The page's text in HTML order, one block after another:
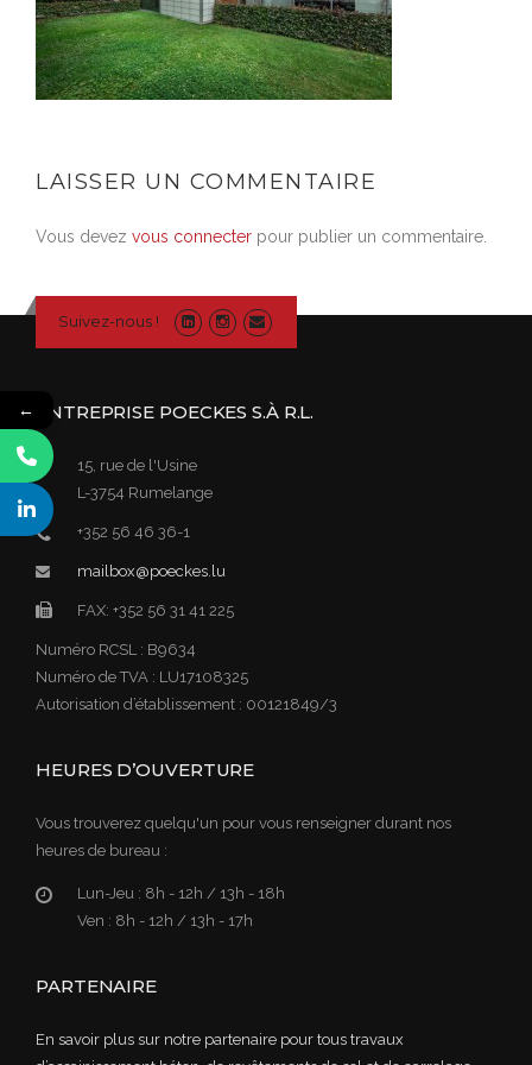
LAISSER UN COMMENTAIRE
Vous devez vous connecter pour publier un commentaire.
Suivez-nous !
ENTREPRISE POECKES S.À R.L.
15, rue de l'Usine
L-3754 Rumelange
+352 56 46 36-1
mailbox@poeckes.lu
FAX: +352 56 31 41 225
Numéro RCSL : B9634
Numéro de TVA : LU17108325
Autorisation d’établissement : 00121849/3
HEURES D’OUVERTURE
Vous trouverez quelqu'un pour vous renseigner durant nos
heures de bureau :
Lun-Jeu : 8h - 12h / 13h - 18h
Ven : 8h - 12h / 13h - 17h
PARTENAIRE
En savoir plus sur notre partenaire pour tous travaux
←